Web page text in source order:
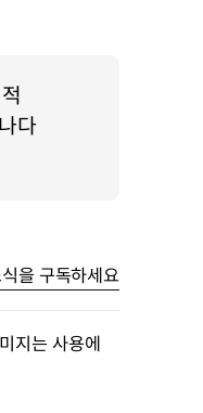
다
을 구독하세요
지는 사용에